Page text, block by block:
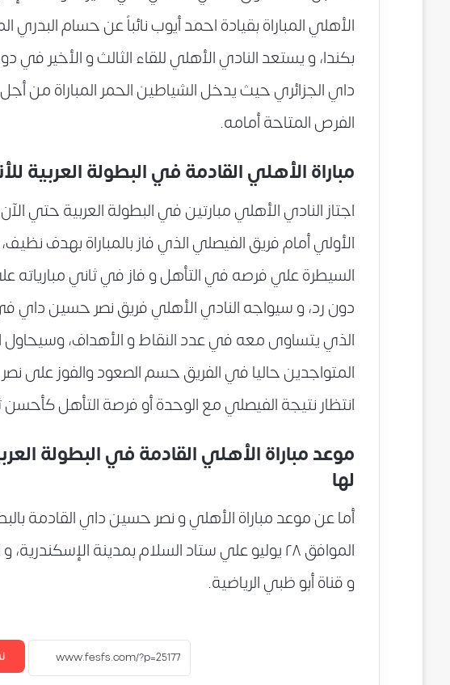
الأهلي المباراة بقيادة احمد أيوب نائباً عن حسام البدري
بكندا، و يستعد النادي الأهلي للقاء الثالث و الأخير
داي الجزائري حيث يدخل الشياطين الحمر المباراة من
الفرص المتاحة أمامه.
مباراة الأهلي القادمة في البطولة العربية
اجتاز النادي الأهلي مبارتين في البطولة العربية حتي
الأولي أمام فريق الفيصلي الذي فاز بالمباراة بهدف
السيطرة علي فرصه في التأهل و فاز في ثاني مبارياته
دون رد، و سيواجه النادي الأهلي فريق نصر حسين داي في
الذي يتساوى معه في عدد النقاط و الأهداف، وسيحاول
المتواجدين حاليا في الفريق حسم الصعود والفوز على
انتظار نتيجة الفيصلي مع الوحدة أو فرصة التأهل
موعد مباراة الأهلي القادمة في البطولة
لها
أما عن موعد مباراة الأهلي و نصر حسين داي القادمة
الموافق ٢٨ يوليو علي ستاد السلام بمدينة
و قناة أبو ظبي الرياضية.